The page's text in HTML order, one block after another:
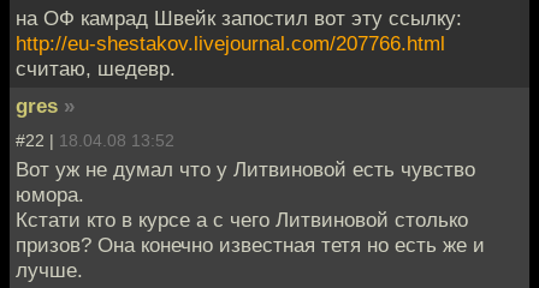
на ОФ камрад Швейк запостил вот эту ссылку:
http://eu-shestakov.livejournal.com/207766.html
считаю, шедевр.
gres »
#22 | 18.04.08 13:52
Вот уж не думал что у Литвиновой есть чувство
юмора.
Кстати кто в курсе а с чего Литвиновой столько
призов? Она конечно известная тетя но есть же и
лучше.